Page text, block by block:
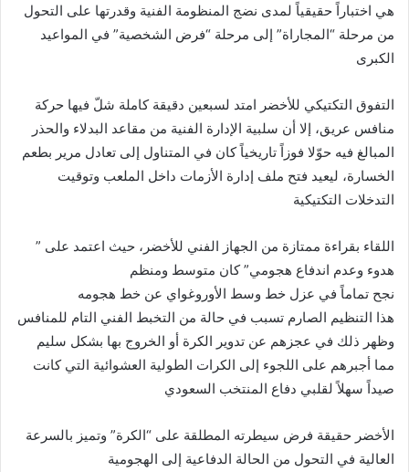
هي اختباراً حقيقياً لمدى نضج المنظومة الفنية وقدرتها على التحول
من مرحلة “المجاراة” إلى مرحلة “فرض الشخصية” في المواعيد
الكبرى
التفوق التكتيكي للأخضر امتد لسبعين دقيقة كاملة شلّ فيها حركة
منافس عريق، إلا أن سلبية الإدارة الفنية من مقاعد البدلاء والحذر
المبالغ فيه حوّلا فوزاً تاريخياً كان في المتناول إلى تعادل مرير بطعم
الخسارة، ليعيد فتح ملف إدارة الأزمات داخل الملعب وتوقيت
التدخلات التكتيكية
اللقاء بقراءة ممتازة من الجهاز الفني للأخضر، حيث اعتمد على ”
هدوء وعدم اندفاع هجومي” كان متوسط ومنظم
نجح تماماً في عزل خط وسط الأوروغواي عن خط هجومه
هذا التنظيم الصارم تسبب في حالة من التخبط الفني التام للمنافس
وظهر ذلك في عجزهم عن تدوير الكرة أو الخروج بها بشكل سليم
مما أجبرهم على اللجوء إلى الكرات الطولية العشوائية التي كانت
صيداً سهلاً لقلبي دفاع المنتخب السعودي
الأخضر حقيقة فرض سيطرته المطلقة على “الكرة” وتميز بالسرعة
العالية في التحول من الحالة الدفاعية إلى الهجومية